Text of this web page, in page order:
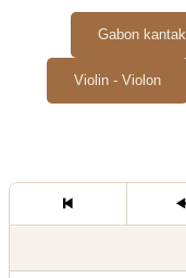
Gabon kantak
Violin - Violon